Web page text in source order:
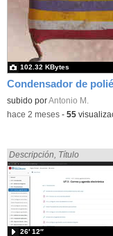
Condensador de
Contenido educativo.
subido porAntonio M.
102.32 KBytes
-hace 2 meses- 55
Encontrado «Electrónica»
Descripción Título
26′ 12″